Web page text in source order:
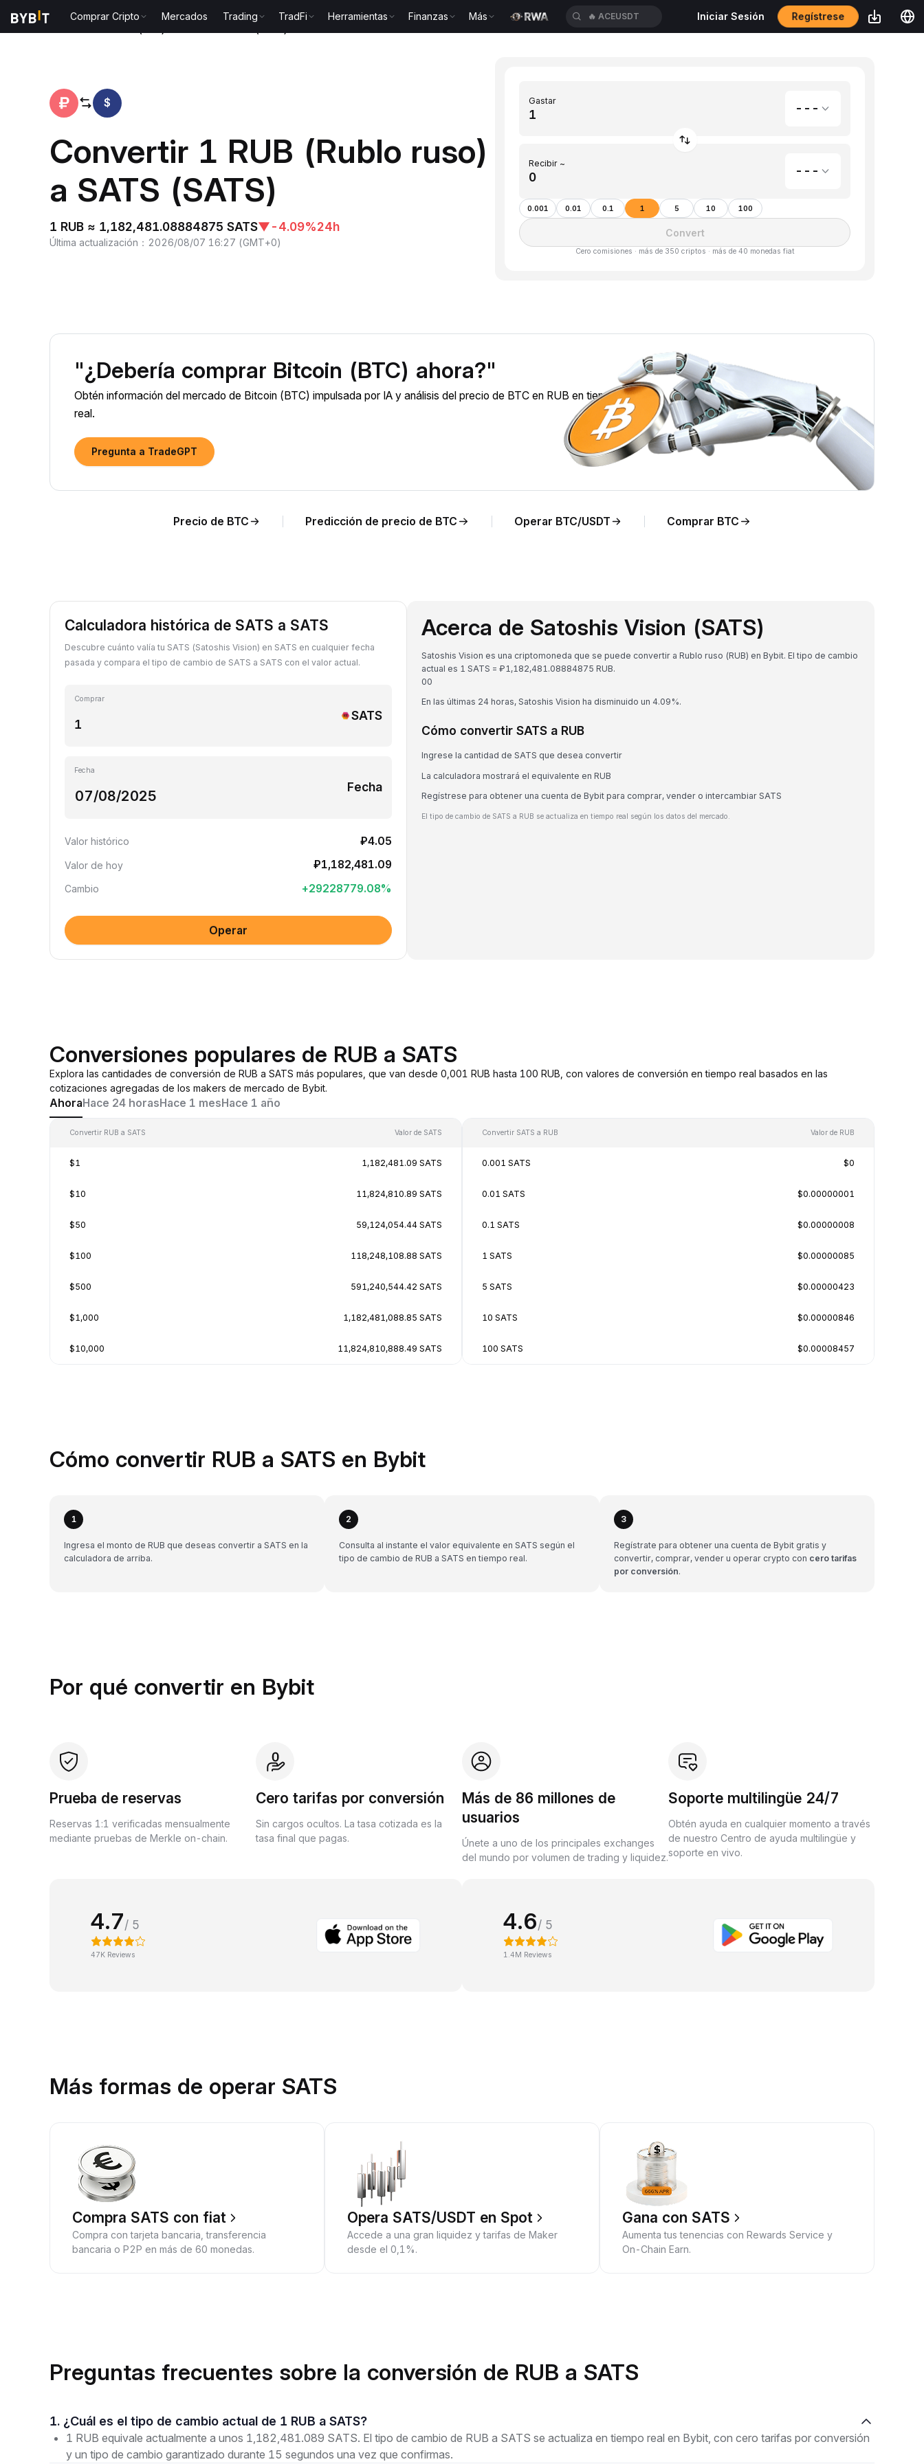
Comprar Cripto Mercados Trading TradFi Herramientas Finanzas Más 🔥 ACEUSDT Iniciar Sesión Regístrese
$
Convertir 1 RUB (Rublo ruso)
a SATS (SATS)
1 RUB ≈ 1,182,481.08884875 SATS▼-4.09%24h
Última actualización ： 2026/08/07 16:27 (GMT+0)
Gastar
---
Recibir ~
---
0.001 0.01 0.1 1 5 10 100
Convert
Cero comisiones · más de 350 criptos · más de 40 monedas fiat
"¿Debería comprar Bitcoin (BTC) ahora?"
Obtén información del mercado de Bitcoin (BTC) impulsada por IA y análisis del precio de BTC en RUB en tiempo
real.
Pregunta a TradeGPT
Precio de BTC Predicción de precio de BTC Operar BTC/USDT Comprar BTC
Calculadora histórica de SATS a SATS
Descubre cuánto valía tu SATS (Satoshis Vision) en SATS en cualquier fecha
pasada y compara el tipo de cambio de SATS a SATS con el valor actual.
Comprar
SATS
Fecha
Fecha
Valor histórico ₽4.05
Valor de hoy ₽1,182,481.09
Cambio +29228779.08%
Operar
Acerca de Satoshis Vision (SATS)
Satoshis Vision es una criptomoneda que se puede convertir a Rublo ruso (RUB) en Bybit. El tipo de cambio
actual es 1 SATS = ₽1,182,481.08884875 RUB.
00
En las últimas 24 horas, Satoshis Vision ha disminuido un 4.09%.
Cómo convertir SATS a RUB
Ingrese la cantidad de SATS que desea convertir
La calculadora mostrará el equivalente en RUB
Regístrese para obtener una cuenta de Bybit para comprar, vender o intercambiar SATS
El tipo de cambio de SATS a RUB se actualiza en tiempo real según los datos del mercado.
Conversiones populares de RUB a SATS
Explora las cantidades de conversión de RUB a SATS más populares, que van desde 0,001 RUB hasta 100 RUB, con valores de conversión en tiempo real basados en las
cotizaciones agregadas de los makers de mercado de Bybit.
AhoraHace 24 horasHace 1 mesHace 1 año
Convertir RUB a SATS Valor de SATS
$1 1,182,481.09 SATS
$10 11,824,810.89 SATS
$50 59,124,054.44 SATS
$100 118,248,108.88 SATS
$500 591,240,544.42 SATS
$1,000 1,182,481,088.85 SATS
$10,000 11,824,810,888.49 SATS
Convertir SATS a RUB Valor de RUB
0.001 SATS $0
0.01 SATS $0.00000001
0.1 SATS $0.00000008
1 SATS $0.00000085
5 SATS $0.00000423
10 SATS $0.00000846
100 SATS $0.00008457
Cómo convertir RUB a SATS en Bybit
1
Ingresa el monto de RUB que deseas convertir a SATS en la
calculadora de arriba.
2
Consulta al instante el valor equivalente en SATS según el
tipo de cambio de RUB a SATS en tiempo real.
3
Regístrate para obtener una cuenta de Bybit gratis y
convertir, comprar, vender u operar crypto con cero tarifas
por conversión.
Por qué convertir en Bybit
Prueba de reservas
Reservas 1:1 verificadas mensualmente
mediante pruebas de Merkle on-chain.
Cero tarifas por conversión
Sin cargos ocultos. La tasa cotizada es la
tasa final que pagas.
Más de 86 millones de
usuarios
Únete a uno de los principales exchanges
del mundo por volumen de trading y liquidez.
Soporte multilingüe 24/7
Obtén ayuda en cualquier momento a través
de nuestro Centro de ayuda multilingüe y
soporte en vivo.
4.7/ 5
47K Reviews
4.6/ 5
1.4M Reviews
Más formas de operar SATS
Compra SATS con fiat
Compra con tarjeta bancaria, transferencia
bancaria o P2P en más de 60 monedas.
Opera SATS/USDT en Spot
Accede a una gran liquidez y tarifas de Maker
desde el 0,1%.
Gana con SATS
Aumenta tus tenencias con Rewards Service y
On-Chain Earn.
Preguntas frecuentes sobre la conversión de RUB a SATS
1. ¿Cuál es el tipo de cambio actual de 1 RUB a SATS?
1 RUB equivale actualmente a unos 1,182,481.089 SATS. El tipo de cambio de RUB a SATS se actualiza en tiempo real en Bybit, con cero tarifas por conversión
y un tipo de cambio garantizado durante 15 segundos una vez que confirmas.